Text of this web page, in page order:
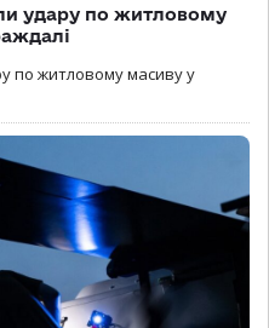
удару по житловому
по житловому масиву у